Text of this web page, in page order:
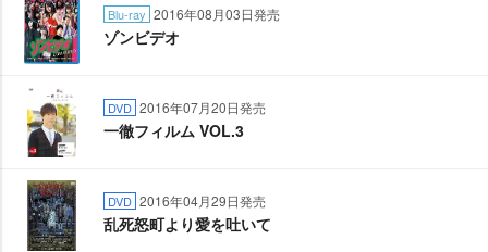
Blu-ray 2016年08月03日発売
ゾンビデオ
DVD 2016年07月20日発売
一徹フィルム VOL.3
DVD 2016年04月29日発売
乱死怒町より愛を吐いて